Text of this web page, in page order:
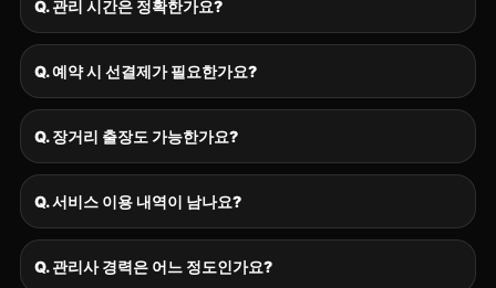
Q. 관리 시간은 정확한가요?
Q. 예약 시 선결제가 필요한가요?
Q. 장거리 출장도 가능한가요?
Q. 서비스 이용 내역이 남나요?
Q. 관리사 경력은 어느 정도인가요?